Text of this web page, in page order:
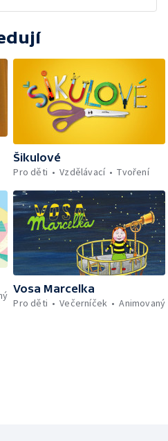
Šikulové
Pro děti
Vzdělávací Tvoření
Vosa Marcelka
Pro děti
Večerníček Animovaný